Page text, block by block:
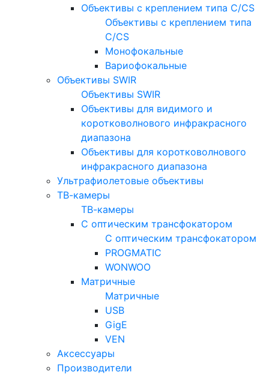
Объективы с креплением типа C/CS
Объективы с креплением типа
C/CS
Монофокальные
Вариофокальные
Объективы SWIR
Объективы SWIR
Объективы для видимого и
коротковолнового инфракрасного
диапазона
Объективы для коротковолнового
инфракрасного диапазона
Ультрафиолетовые объективы
ТВ-камеры
ТВ-камеры
С оптическим трансфокатором
С оптическим трансфокатором
PROGMATIC
WONWOO
Матричные
Матричные
USB
GigE
VEN
Аксессуары
Производители